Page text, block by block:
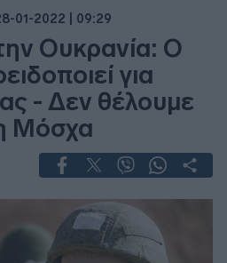
01-2022 | 09:29
Ουκρανία: Ο
για
- Δεν θέλουμε
Μόσχα